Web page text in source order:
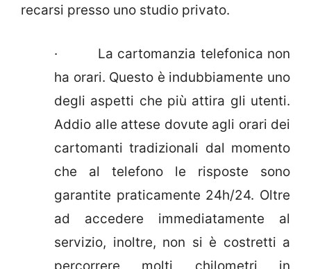
recarsi presso uno studio privato.
· La cartomanzia telefonica non
ha orari. Questo è indubbiamente uno
degli aspetti che più attira gli utenti.
Addio alle attese dovute agli orari dei
cartomanti tradizionali dal momento
che al telefono le risposte sono
garantite praticamente 24h/24. Oltre
ad accedere immediatamente al
servizio, inoltre, non si è costretti a
percorrere molti chilometri in